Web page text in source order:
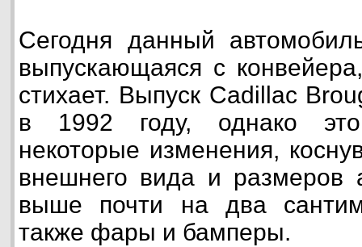
Сегодня данный
выпускающаяся с
стихает. Выпуск Cadillac
в 1992 году, однако
некоторые изменения,
внешнего вида и размеров
выше почти на два
также фары и бамперы.